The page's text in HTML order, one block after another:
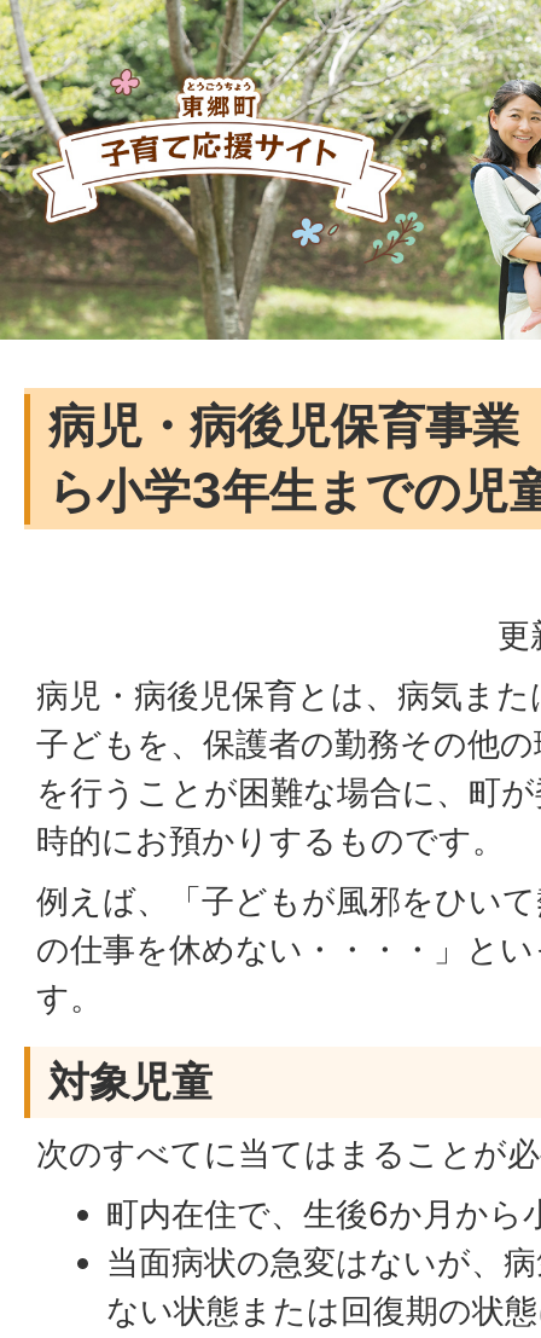
病児・病後児保育事
ら小学3年生までの児
更
病児・病後児保育とは、病気ま
子どもを、保護者の勤務その他
を行うことが困難な場合に、町
時的にお預かりするものです。
例えば、「子どもが風邪をひい
の仕事を休めない・・・・」と
す。
対象児童
次のすべてに当てはまることが
町内在住で、生後6か月から
当面病状の急変はないが、
ない状態または回復期の状